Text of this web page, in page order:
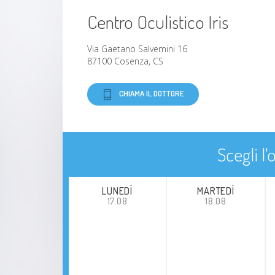
Centro Oculistico Iris
Via Gaetano Salvemini 16
87100 Cosenza, CS
CHIAMA IL DOTTORE
Scegli
LUNEDÍ
17.08
MARTEDÌ
18.08